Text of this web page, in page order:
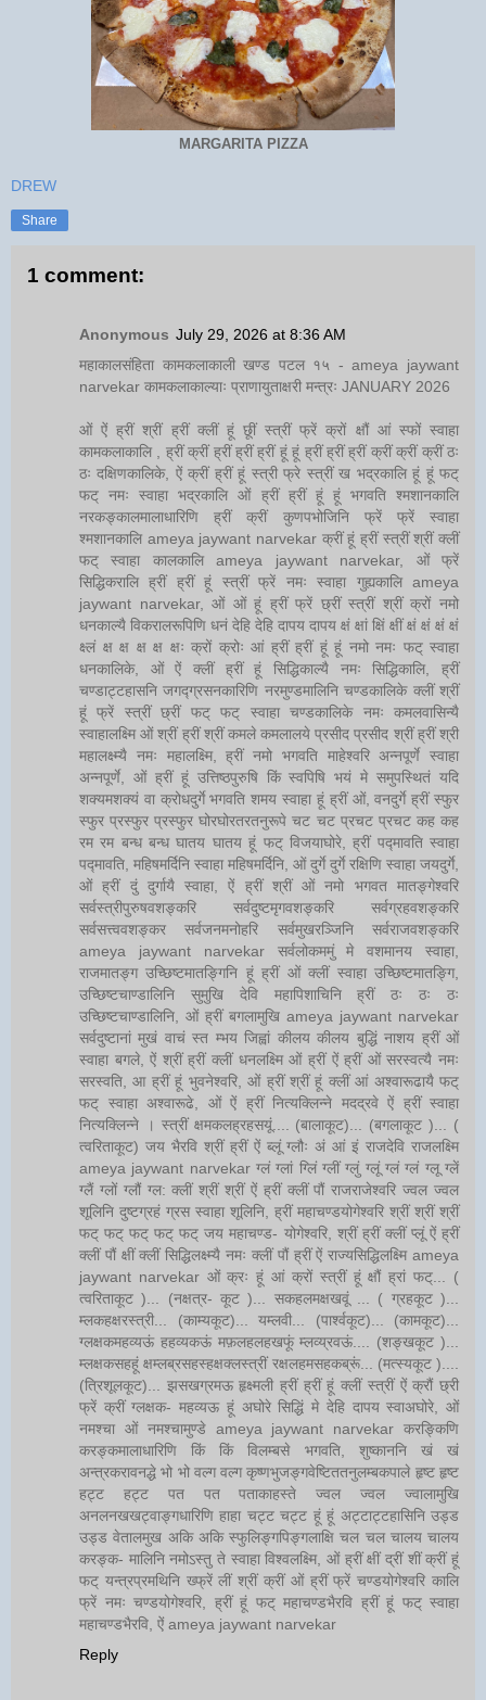
MARGARITA PIZZA
DREW
Share
1 comment:
Anonymous July 29, 2026 at 8:36 AM
महाकालसंहिता कामकलाकाली खण्ड पटल १५ - ameya jaywant
narvekar कामकलाकाल्याः प्राणायुताक्षरी मन्त्रः JANUARY 2026
ओं ऐं ह्रीं श्रीं ह्रीं क्लीं हूं छूीं स्त्रीं फ्रें क्रों क्षौं आं स्फों स्वाहा
कामकलाकालि , ह्रीं क्रीं ह्रीं ह्रीं ह्रीं हूं हूं ह्रीं ह्रीं ह्रीं क्रीं क्रीं क्रीं ठः
ठः दक्षिणकालिके, ऐं क्रीं ह्रीं हूं स्त्री फ्रे स्त्रीं ख भद्रकालि हूं हूं फट्
फट् नमः स्वाहा भद्रकालि ओं ह्रीं ह्रीं हूं हूं भगवति श्मशानकालि
नरकङ्कालमालाधारिणि ह्रीं क्रीं कुणपभोजिनि फ्रें फ्रें स्वाहा
श्मशानकालि ameya jaywant narvekar क्रीं हूं ह्रीं स्त्रीं श्रीं क्लीं
फट् स्वाहा कालकालि ameya jaywant narvekar, ओं फ्रें
सिद्धिकरालि ह्रीं ह्रीं हूं स्त्रीं फ्रें नमः स्वाहा गुह्यकालि ameya
jaywant narvekar, ओं ओं हूं ह्रीं फ्रें छ्रीं स्त्रीं श्रीं क्रों नमो
धनकाल्यै विकरालरूपिणि धनं देहि देहि दापय दापय क्षं क्षां क्षिं क्षीं क्षं क्षं क्षं क्षं
क्ष्लं क्ष क्ष क्ष क्ष क्षः क्रों क्रोः आं ह्रीं ह्रीं हूं हूं नमो नमः फट् स्वाहा
धनकालिके, ओं ऐं क्लीं ह्रीं हूं सिद्धिकाल्यै नमः सिद्धिकालि, ह्रीं
चण्डाट्टहासनि जगद्ग्रसनकारिणि नरमुण्डमालिनि चण्डकालिके क्लीं श्रीं
हूं फ्रें स्त्रीं छ्रीं फट् फट् स्वाहा चण्डकालिके नमः कमलवासिन्यै
स्वाहालक्ष्मि ओं श्रीं ह्रीं श्रीं कमले कमलालये प्रसीद प्रसीद श्रीं ह्रीं श्री
महालक्ष्म्यै नमः महालक्ष्मि, ह्रीं नमो भगवति माहेश्वरि अन्नपूर्णे स्वाहा
अन्नपूर्णे, ओं ह्रीं हूं उत्तिष्ठपुरुषि किं स्वपिषि भयं मे समुपस्थितं यदि
शक्यमशक्यं वा क्रोधदुर्गे भगवति शमय स्वाहा हूं ह्रीं ओं, वनदुर्गे ह्रीं स्फुर
स्फुर प्रस्फुर प्रस्फुर घोरघोरतरतनुरूपे चट चट प्रचट प्रचट कह कह
रम रम बन्ध बन्ध घातय घातय हूं फट् विजयाघोरे, ह्रीं पद्मावति स्वाहा
पद्मावति, महिषमर्दिनि स्वाहा महिषमर्दिनि, ओं दुर्गे दुर्गे रक्षिणि स्वाहा जयदुर्गे,
ओं ह्रीं दुं दुर्गायै स्वाहा, ऐं ह्रीं श्रीं ओं नमो भगवत मातङ्गेश्वरि
सर्वस्त्रीपुरुषवशङ्करि सर्वदुष्टमृगवशङ्करि सर्वग्रहवशङ्करि
सर्वसत्त्ववशङ्कर सर्वजनमनोहरि सर्वमुखरञ्जिनि सर्वराजवशङ्करि
ameya jaywant narvekar सर्वलोकममुं मे वशमानय स्वाहा,
राजमातङ्ग उच्छिष्टमातङ्गिनि हूं ह्रीं ओं क्लीं स्वाहा उच्छिष्टमातङ्गि,
उच्छिष्टचाण्डालिनि सुमुखि देवि महापिशाचिनि ह्रीं ठः ठः ठः
उच्छिष्टचाण्डालिनि, ओं ह्रीं बगलामुखि ameya jaywant narvekar
सर्वदुष्टानां मुखं वाचं स्त म्भय जिह्वां कीलय कीलय बुद्धिं नाशय ह्रीं ओं
स्वाहा बगले, ऐं श्रीं ह्रीं क्लीं धनलक्ष्मि ओं ह्रीं ऐं ह्रीं ओं सरस्वत्यै नमः
सरस्वति, आ ह्रीं हूं भुवनेश्वरि, ओं ह्रीं श्रीं हूं क्लीं आं अश्वारूढायै फट्
फट् स्वाहा अश्वारूढे, ओं ऐं ह्रीं नित्यक्लिन्ने मदद्रवे ऐं ह्रीं स्वाहा
नित्यक्लिन्ने । स्त्रीं क्षमकलह्रहसयूं.... (बालाकूट)... (बगलाकूट )... (
त्वरिताकूट) जय भैरवि श्रीं ह्रीं ऐं ब्लूं ग्लौः अं आं इं राजदेवि राजलक्ष्मि
ameya jaywant narvekar ग्लं ग्लां ग्लिं ग्लीं ग्लुं ग्लूं ग्लं ग्लं ग्लू ग्लें
ग्लैं ग्लों ग्लौं ग्ल: क्लीं श्रीं श्रीं ऐं ह्रीं क्लीं पौं राजराजेश्वरि ज्वल ज्वल
शूलिनि दुष्टग्रहं ग्रस स्वाहा शूलिनि, ह्रीं महाचण्डयोगेश्वरि श्रीं श्रीं श्रीं
फट् फट् फट् फट् फट् जय महाचण्ड- योगेश्वरि, श्रीं ह्रीं क्लीं प्लूं ऐं ह्रीं
क्लीं पौं क्षीं क्लीं सिद्धिलक्ष्म्यै नमः क्लीं पौं ह्रीं ऐं राज्यसिद्धिलक्ष्मि ameya
jaywant narvekar ओं क्रः हूं आं क्रों स्त्रीं हूं क्षौं ह्रां फट्... (
त्वरिताकूट )... (नक्षत्र- कूट )... सकहलमक्षखवूं ... ( ग्रहकूट )...
म्लकहक्षरस्त्री... (काम्यकूट)... यम्लवी... (पार्श्वकूट)... (कामकूट)...
ग्लक्षकमहव्यऊं हहव्यकऊं मफ़लहलहखफूं म्लव्य्रवऊं.... (शङ्खकूट )...
म्लक्षकसहहूं क्षम्लब्रसहस्हक्षक्लस्त्रीं रक्षलहमसहकब्रूं... (मत्स्यकूट )....
(त्रिशूलकूट)... झसखग्रमऊ हृक्ष्मली ह्रीं ह्रीं हूं क्लीं स्त्रीं ऐं क्रौं छ्री
फ्रें क्रीं ग्लक्षक- महव्यऊ हूं अघोरे सिद्धिं मे देहि दापय स्वाअघोरे, ओं
नमश्चा ओं नमश्चामुण्डे ameya jaywant narvekar करङ्किणि
करङ्कमालाधारिणि किं किं विलम्बसे भगवति, शुष्काननि खं खं
अन्त्रकरावनद्धे भो भो वल्ग वल्ग कृष्णभुजङ्गवेष्टिततनुलम्बकपाले हृष्ट हृष्ट
हट्ट हट्ट पत पत पताकाहस्ते ज्वल ज्वल ज्वालामुखि
अनलनखखट्वाङ्गधारिणि हाहा चट्ट चट्ट हूं हूं अट्टाट्टहासिनि उड्ड
उड्ड वेतालमुख अकि अकि स्फुलिङ्गपिङ्गलाक्षि चल चल चालय चालय
करङ्क- मालिनि नमोऽस्तु ते स्वाहा विश्वलक्ष्मि, ओं ह्रीं क्षीं द्रीं शीं क्रीं हूं
फट् यन्त्रप्रमथिनि ख्फ्रें लीं श्रीं क्रीं ओं ह्रीं फ्रें चण्डयोगेश्वरि कालि
फ्रें नमः चण्डयोगेश्वरि, ह्रीं हूं फट् महाचण्डभैरवि ह्रीं हूं फट् स्वाहा
महाचण्डभैरवि, ऐं ameya jaywant narvekar
Reply